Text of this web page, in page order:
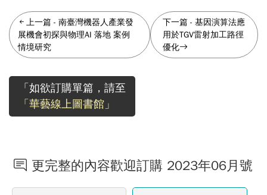
上一篇 - 南臺灣機器人產業發
展機會初探與物理AI 落地 案例
情境研究
下一篇- 基因演算法應
用於TGV雷射加工路徑
優化
「如欲訂購單篇，請至
「華藝線上圖書館」
更完整的內容歡迎訂購 2023年06月號